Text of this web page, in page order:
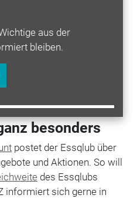
aus der
bleiben.
mit einer
Alone betrieben
zusammen. Derzeit
nicht geplant. "Ein
Tankstellen ist
Vorstand.
besonders
postet der Essqlub über
und Aktionen. So will
des Essqlubs
informiert sich gerne in